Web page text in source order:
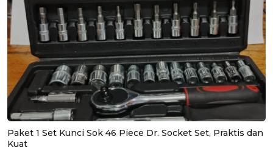
Paket 1 Set Kunci Sok 46 Piece Dr. Socket Set, Praktis dan
Kuat